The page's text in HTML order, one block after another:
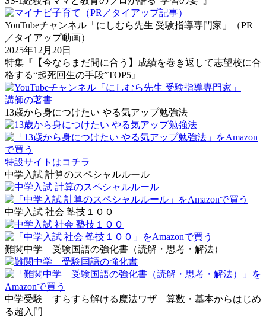
YouTubeチャンネル「にしむら先生 受験指導専門家」（PR
／タイアップ動画）
2025年12月20日
特集『【今ならまだ間に合う】成績を巻き返して志望校に合
格する“起死回生の手段”TOP5』
講師の著書
13歳から身につけたい やる気アップ勉強法
特設サイトはコチラ
中学入試 計算のスペシャルルール
中学入試 社会 塾技１００
難関中学 受験国語の強化書（読解・思考・解法）
中学受験 すらすら解ける魔法ワザ 算数・基本からはじめ
る超入門